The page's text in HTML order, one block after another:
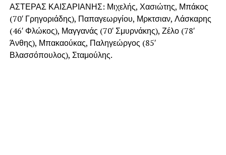
ΑΣΤΕΡΑΣ ΚΑΙΣΑΡΙΑΝΗΣ: Μιχελής, Χασιώτης, Μπάκος
(70′ Γρηγοριάδης), Παπαγεωργίου, Μρκτσιαν, Λάσκαρης
(46′ Φλώκος), Μαγγανάς (70′ Σμυρνάκης), Ζέλο (78′
Άνθης), Μπακαούκας, Παληγεώργος (85′
Βλασσόπουλος), Σταμούλης.